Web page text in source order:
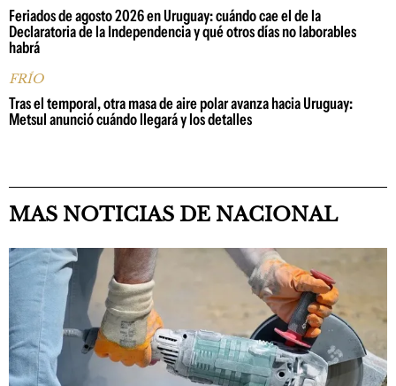
Feriados de agosto 2026 en Uruguay: cuándo cae el de la
Declaratoria de la Independencia y qué otros días no laborables
habrá
FRÍO
Tras el temporal, otra masa de aire polar avanza hacia Uruguay:
Metsul anunció cuándo llegará y los detalles
MAS NOTICIAS DE NACIONAL